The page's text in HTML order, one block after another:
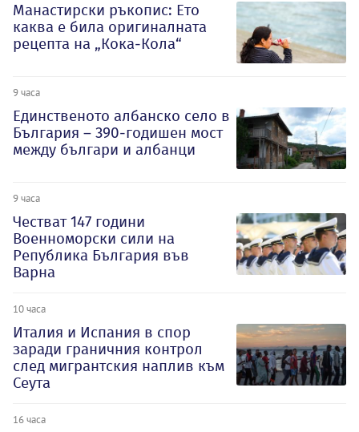
Манастирски ръкопис: Ето
каква е била оригиналната
рецепта на „Кока-Кола“
9 часа
Единственото албанско село в
България – 390-годишен мост
между българи и албанци
9 часа
Честват 147 години
Военноморски сили на
Република България във
Варна
10 часа
Италия и Испания в спор
заради граничния контрол
след мигрантския наплив към
Сеута
16 часа